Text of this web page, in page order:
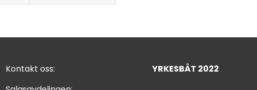
Kontakt oss:
YRKESBÅT 2022